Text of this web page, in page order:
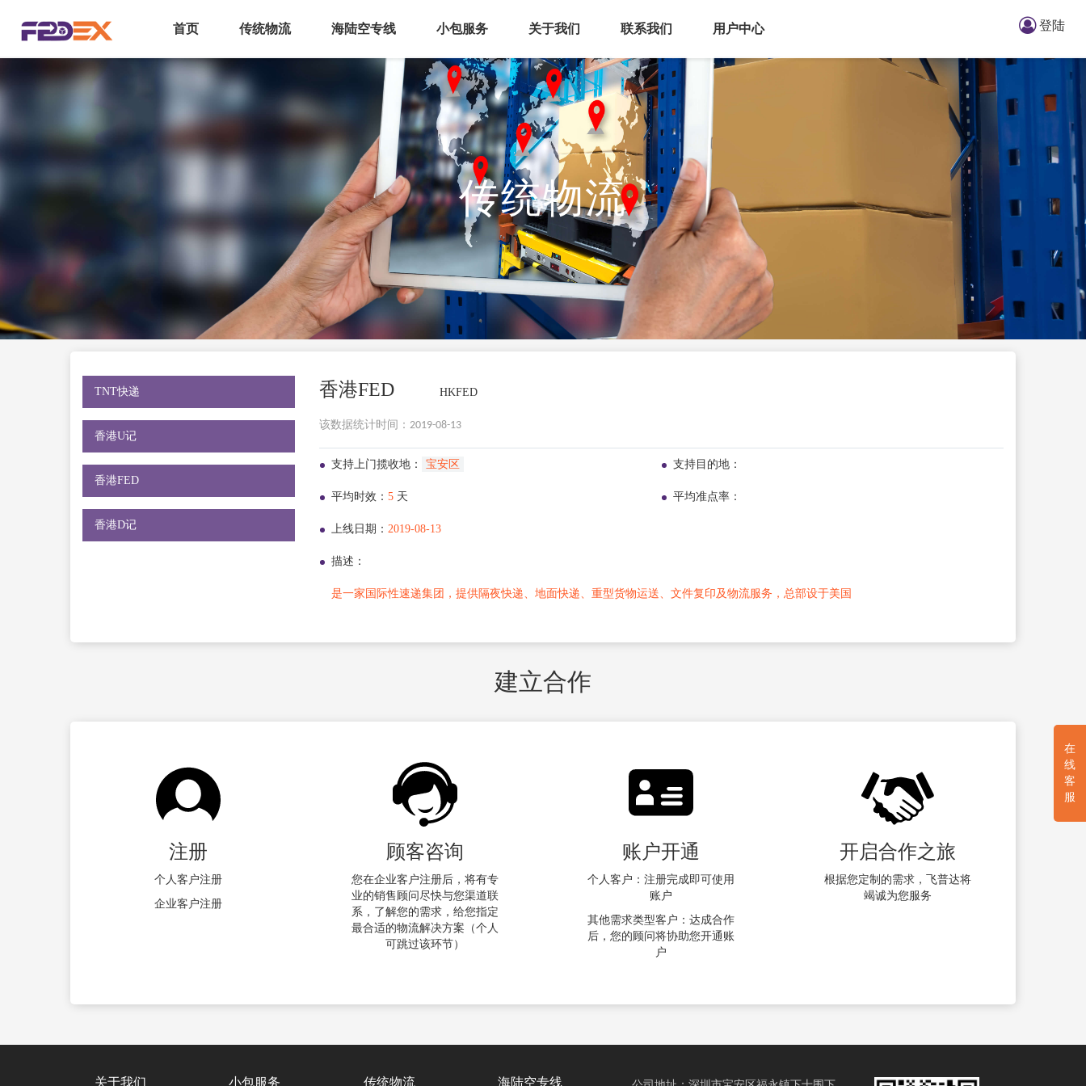
首页 传统物流 海陆空专线 小包服务 关于我们 联系我们 用户中心 登陆
传统物流
TNT快递
香港U记
香港FED
香港D记
香港FED HKFED
该数据统计时间：2019-08-13
支持上门揽收地： 宝安区 支持目的地：
平均时效： 5天 平均准点率：
上线日期： 2019-08-13
描述：
是一家国际性速递集团，提供隔夜快递、地面快递、重型货物运送、文件复印及物流服务，总部设于美国
建立合作
注册
个人客户注册
企业客户注册
顾客咨询
您在企业客户注册后，将有专
业的销售顾问尽快与您渠道联
系，了解您的需求，给您指定
最合适的物流解决方案（个人
可跳过该环节）
账户开通
个人客户：注册完成即可使用
账户
其他需求类型客户：达成合作
后，您的顾问将协助您开通账
户
开启合作之旅
根据您定制的需求，飞普达将
竭诚为您服务
在
线
客
服